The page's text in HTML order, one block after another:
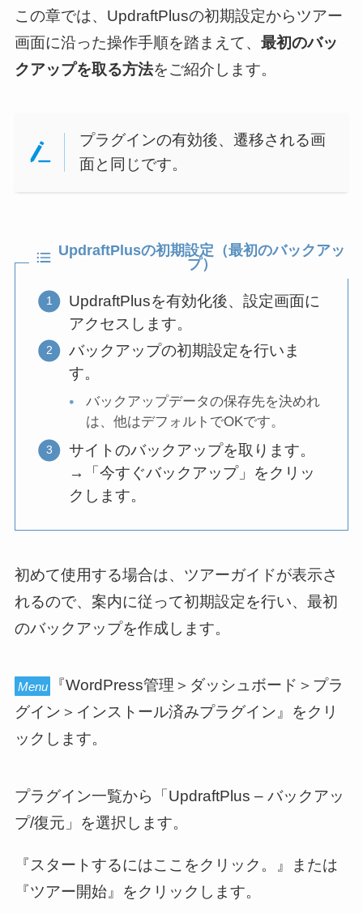
この章では、UpdraftPlusの初期設定からツアー
画面に沿った操作手順を踏まえて、 最初のバッ
クアップを取る方法をご紹介します。
プラグインの有効後、遷移される画
面と同じです。
UpdraftPlusの初期設定（最初のバックアッ
プ）
UpdraftPlusを有効化後、設定画面に
アクセスします。
バックアップの初期設定を行いま
す。
バックアップデータの保存先を決めれ
は、他はデフォルトでOKです。
サイトのバックアップを取ります。
→「今すぐバックアップ」をクリッ
クします。
初めて使用する場合は、ツアーガイドが表示さ
れるので、案内に従って初期設定を行い、最初
のバックアップを作成します。
Menu
『WordPress管理＞ダッシュボード＞プラ
グイン＞インストール済みプラグイン』をクリ
ックします。
プラグイン一覧から「UpdraftPlus – バックアッ
プ/復元」を選択します。
『スタートするにはここをクリック。』または
『ツアー開始』をクリックします。